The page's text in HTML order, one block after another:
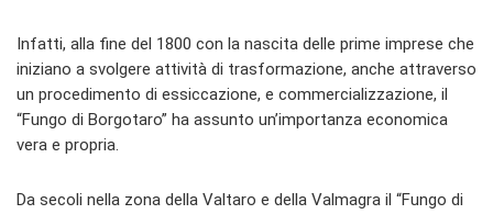
Infatti, alla fine del 1800 con la nascita delle prime imprese che
iniziano a svolgere attività di trasformazione, anche attraverso
un procedimento di essiccazione, e commercializzazione, il
“Fungo di Borgotaro” ha assunto un’importanza economica
vera e propria.
Da secoli nella zona della Valtaro e della Valmagra il “Fungo di